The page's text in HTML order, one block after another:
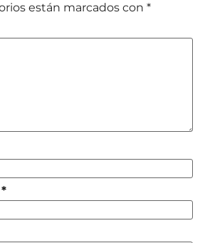
están marcados con *
*